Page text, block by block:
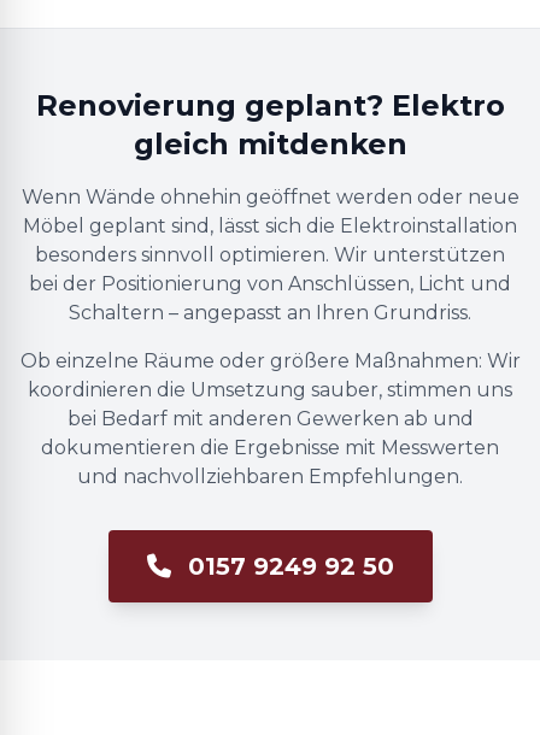
Renovierung geplant? Elektro
gleich mitdenken
Wenn Wände ohnehin geöffnet werden oder neue
Möbel geplant sind, lässt sich die Elektroinstallation
besonders sinnvoll optimieren. Wir unterstützen
bei der Positionierung von Anschlüssen, Licht und
Schaltern – angepasst an Ihren Grundriss.
Ob einzelne Räume oder größere Maßnahmen: Wir
koordinieren die Umsetzung sauber, stimmen uns
bei Bedarf mit anderen Gewerken ab und
dokumentieren die Ergebnisse mit Messwerten
und nachvollziehbaren Empfehlungen.
0157 9249 92 50